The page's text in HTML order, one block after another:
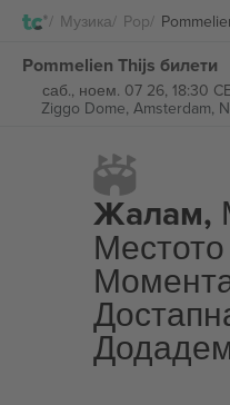
Музика Pop
Pommelien Thijs билети
саб., ноем. 07 26, 18:30
Ziggo Dome, Amsterdam,
Жалам,
Местото